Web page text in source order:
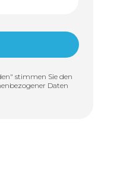
stimmen Sie den
Daten